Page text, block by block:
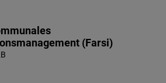
(Farsi)